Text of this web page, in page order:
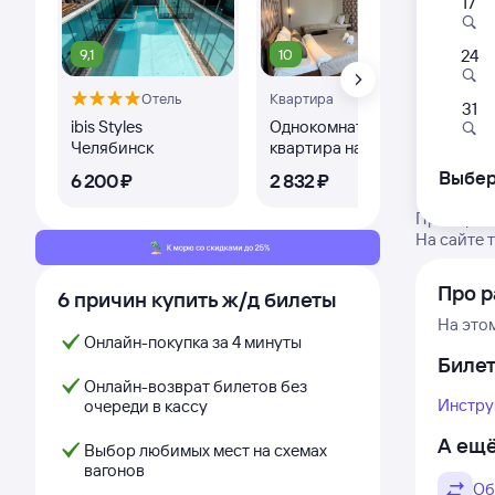
9,1
Отель
ibis Styles
Челябинск
6 ⁠200 ⁠₽
10
Квартира
Однокомнатная
квартира на улице:
2 ⁠832 ⁠₽
8,9
5
6 причин купить ж/д билеты
Онлайн-покупка за 4 минуты
Онлайн-возврат билетов без
очереди в кассу
Выбор любимых мест на схемах
вагонов
На сайте
Про
На
А
24
31